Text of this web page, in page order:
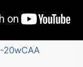
20wCAA